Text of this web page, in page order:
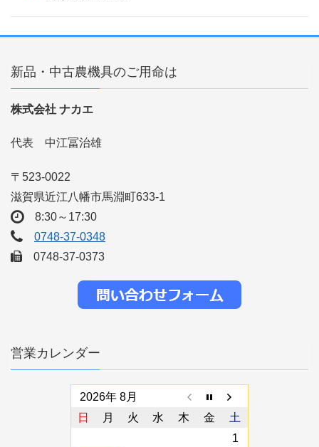
新品・中古農機具のご用命は
株式会社 ナカエ
代表 中江冨治雄
〒523-0022
滋賀県近江八幡市馬淵町633-1
8:30～17:30
0748-37-0348
0748-37-0373
営業カレンダー
2026年 8月
日
月 火 水 木 金
土
1